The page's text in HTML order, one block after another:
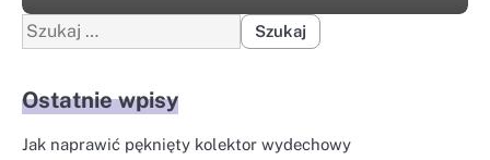
Szukaj:
Ostatnie wpisy
Jak naprawić pęknięty kolektor wydechowy